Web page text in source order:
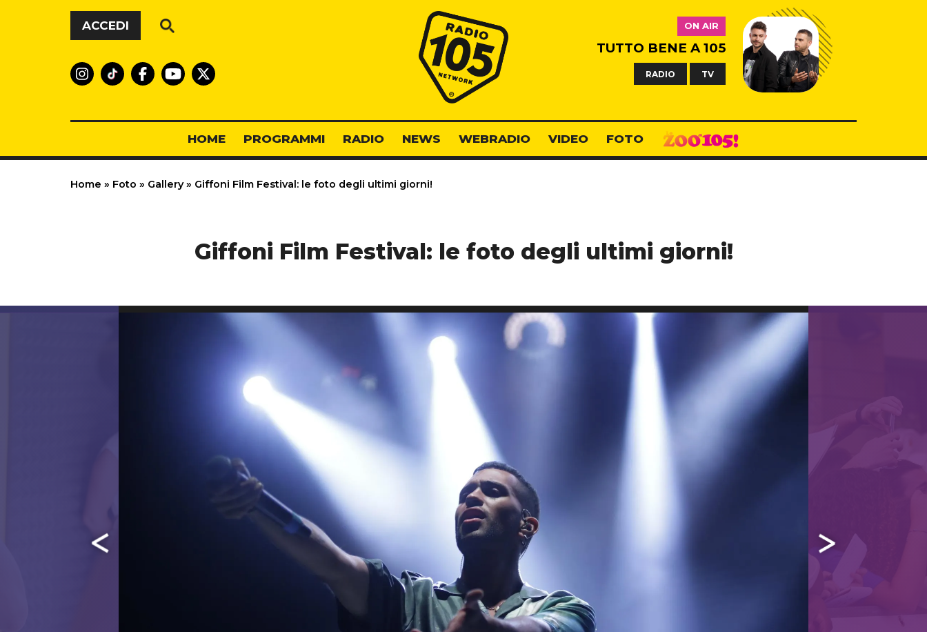
Vai al contenuto
ACCEDI
Radio 105
ON AIR
TUTTO BENE A 105
RADIO TV
HOME PROGRAMMI RADIO NEWS WEBRADIO VIDEO FOTO
Home » Foto » Gallery » Giffoni Film Festival: le foto degli ultimi giorni!
Giffoni Film Festival: le foto degli ultimi giorni!